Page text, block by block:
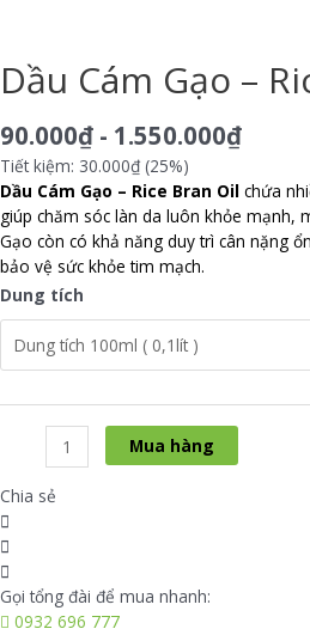
Dầu Cám Gạo –
90.000₫ - 1.550.000₫
Tiết kiệm: 30.000₫ (25%)
Dầu Cám Gạo – Rice Bran Oil chứa
giúp chăm sóc làn da luôn khỏe mạnh,
Gạo còn có khả năng duy trì cân nặng
bảo vệ sức khỏe tim mạch.
Dung tích
Gạo
-
Rice
Bran
Giá
Sỉ
Mua hàng
Chia sẻ
Gọi tổng đài để mua nhanh:
0932 696 777